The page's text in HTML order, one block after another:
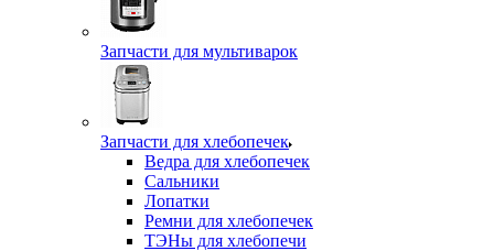
Запчасти для мультиварок
Запчасти для хлебопечек
Ведра для хлебопечек
Сальники
Лопатки
Ремни для хлебопечек
ТЭНы для хлебопечи